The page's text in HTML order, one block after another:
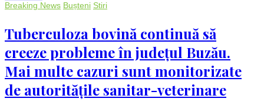
Dunării
după
retragerea
apelor
Breaking News Bușteni Stiri
Tuberculoza bovină continuă să
creeze probleme în județul Buzău.
Mai multe cazuri sunt monitorizate
de autoritățile sanitar-veterinare